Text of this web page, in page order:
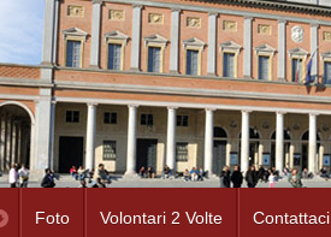
Foto Volontari 2 Volte Contattaci